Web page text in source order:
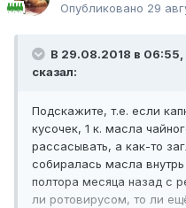
Опубликовано 29
В 29.08.2018 в 06:55,
сказал:
Подскажите, т.е. если
кусочек, 1 к. масла
рассасывать, а как-то
собиралась масла внутрь
полтора месяца назад с
ли ротовирусом, то ли